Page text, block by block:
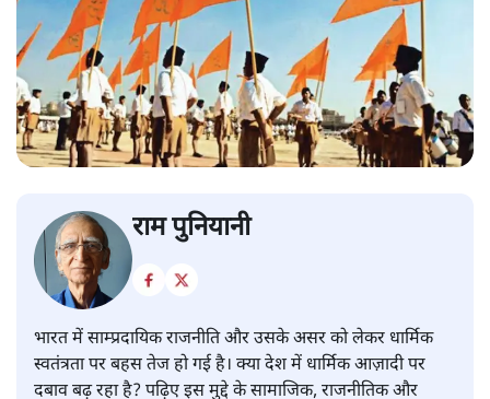
राम पुनियानी
भारत में साम्प्रदायिक राजनीति और उसके असर को लेकर धार्मिक
स्वतंत्रता पर बहस तेज हो गई है। क्या देश में धार्मिक आज़ादी पर
दबाव बढ़ रहा है? पढ़िए इस मुद्दे के सामाजिक, राजनीतिक और